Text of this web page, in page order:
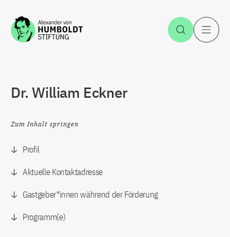
Zum Inhalt springen Suche
Dr. William Eckner
Zum Inhalt springen
Profil
Aktuelle Kontaktadresse
Gastgeber*innen während der Förderung
Programm(e)